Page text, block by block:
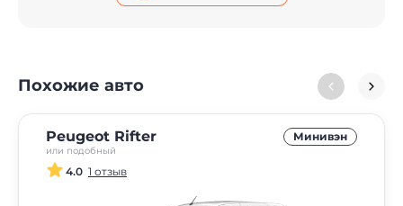
Похожие авто
Peugeot Rifter
или подобный
Минивэн
4.0 1 отзыв